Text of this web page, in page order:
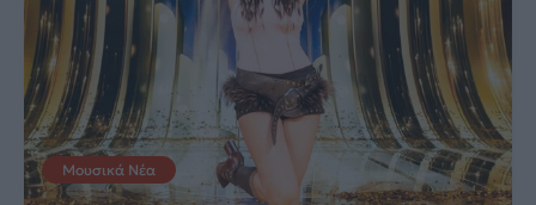
Μουσικά Νέα